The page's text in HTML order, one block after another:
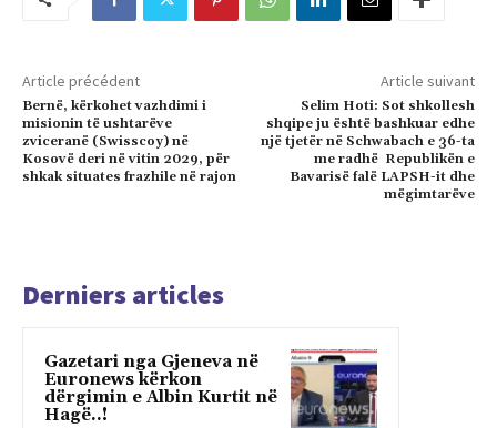
Article précédent
Bernë, kërkohet vazhdimi i
misionin të ushtarëve
zviceranë (Swisscoy) në
Kosovë deri në vitin 2029, për
shkak situates frazhile në rajon
Article suivant
Selim Hoti: Sot shkollesh
shqipe ju është bashkuar edhe
një tjetër në Schwabach e 36-ta
me radhë Republikën e
Bavarisë falë LAPSH-it dhe
mëgimtarëve
Derniers articles
Gazetari nga Gjeneva në
Euronews kërkon
dërgimin e Albin Kurtit në
Hagë..!